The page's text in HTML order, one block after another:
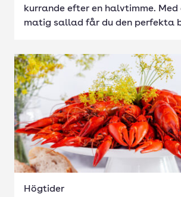
kurrande efter en halvtimme.
matig sallad får du den perfekta
Högtider